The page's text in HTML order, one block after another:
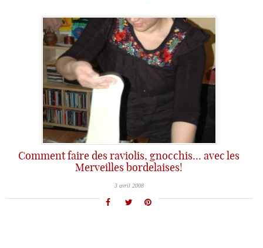
Comment faire des raviolis, gnocchis… avec les
Merveilles bordelaises!
3 avril 2008